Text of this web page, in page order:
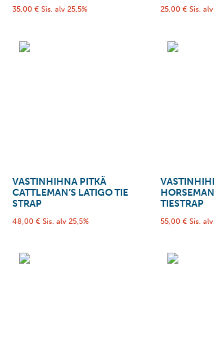
35,00 € Sis. alv 25,5% 25,00 € Sis.
VASTINHIHNA PITKÄ
CATTLEMAN’S LATIGO TIE
STRAP
48,00 € Sis. alv 25,5%
TIESTRAP
55,00 € Sis.